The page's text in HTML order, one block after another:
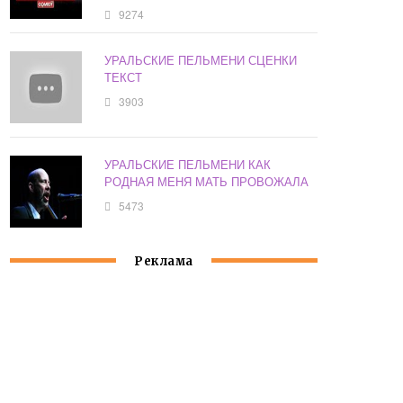
9274
УРАЛЬСКИЕ ПЕЛЬМЕНИ СЦЕНКИ
ТЕКСТ
3903
УРАЛЬСКИЕ ПЕЛЬМЕНИ КАК
РОДНАЯ МЕНЯ МАТЬ ПРОВОЖАЛА
5473
Реклама